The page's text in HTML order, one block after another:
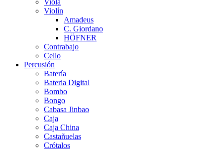
Viola
Violín
Amadeus
C. Giordano
HÖFNER
Contrabajo
Cello
Percusión
Batería
Bateria Digital
Bombo
Bongo
Cabasa Jinbao
Caja
Caja China
Castañuelas
Crótalos